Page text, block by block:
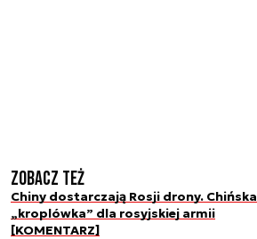
Zobacz też
Chiny dostarczają Rosji drony. Chińska
„kroplówka” dla rosyjskiej armii
[KOMENTARZ]